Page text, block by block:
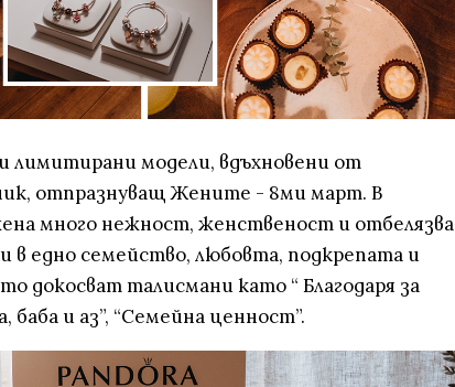
лимитирани модели, вдъхновени от
отпразнуващ Жените - 8ми март. В
много нежност, женственост и отбелязва
в едно семейство, любовта, подкрепата и
докосват талисмани като “ Благодаря за
баба и аз”, “Семейна ценност”.